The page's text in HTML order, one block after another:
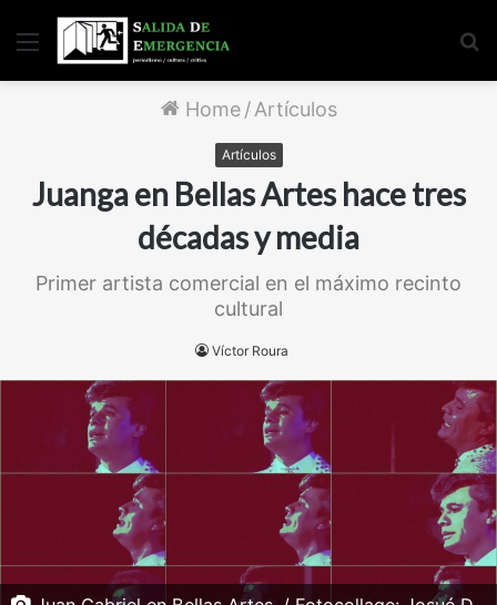
Menu
Home /Artículos
Artículos
Juanga en Bellas Artes hace tres
décadas y media
Primer artista comercial en el máximo recinto
cultural
Víctor Roura